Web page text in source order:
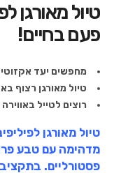
טיול מאורגן
פעם בחיים!
מחפשים יעד
טיול מאורגן רצוף
רוצים לטייל
טיול מאורגן
מדהימה עם טבע
פסטורליים.